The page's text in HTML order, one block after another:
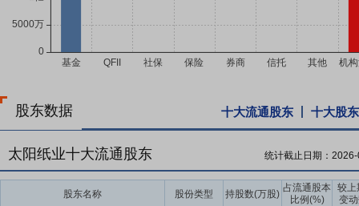
股东数据 十大流通股东 十大股东
太阳纸业十大流通股东 统计截止日期：
股东名称 股份类型 持股数(万股)
占流通股本
比例(%)
较上
变